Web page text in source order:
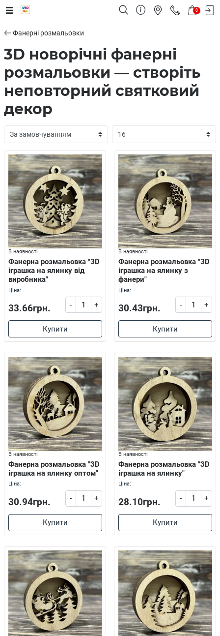
0
Фанерні розмальовки
3D новорічні фанерні
розмальовки — створіть
неповторний святковий
декор
В наявності
Фанерна розмальовка "3D
іграшка на ялинку від
виробника"
Ціна:
33.66грн. - +
Купити
В наявності
Фанерна розмальовка "3D
іграшка на ялинку з
фанери"
Ціна:
30.43грн. - +
Купити
В наявності
Фанерна розмальовка "3D
іграшка на ялинку оптом"
Ціна:
30.94грн. - +
Купити
В наявності
Фанерна розмальовка "3D
іграшка на ялинку"
Ціна:
28.10грн. - +
Купити